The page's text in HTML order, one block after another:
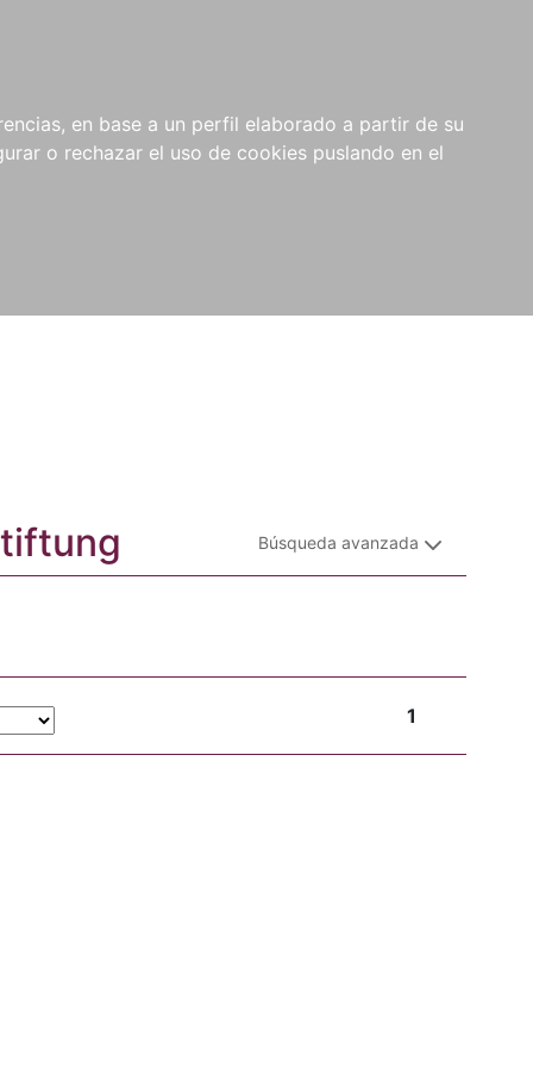
en base a un perfil elaborado a partir de su
o rechazar el uso de cookies puslando en el
NOVEDADES NOTICIAS
COMPRAS
INSTITUCIONALES
Búsqueda avanzada
1